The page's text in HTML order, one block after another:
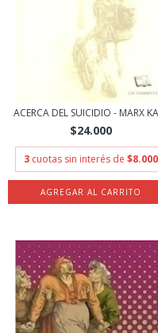
ACERCA DEL SUICIDIO - MARX
$24.000
3 cuotas sin interés de $8.000